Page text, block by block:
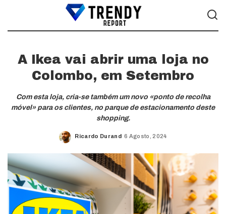
A Ikea vai abrir uma loja no
Colombo, em Setembro
Com esta loja, cria-se também um novo «ponto de recolha
móvel» para os clientes, no parque de estacionamento deste
shopping.
Posted
Ricardo Durand 6 Agosto, 2024